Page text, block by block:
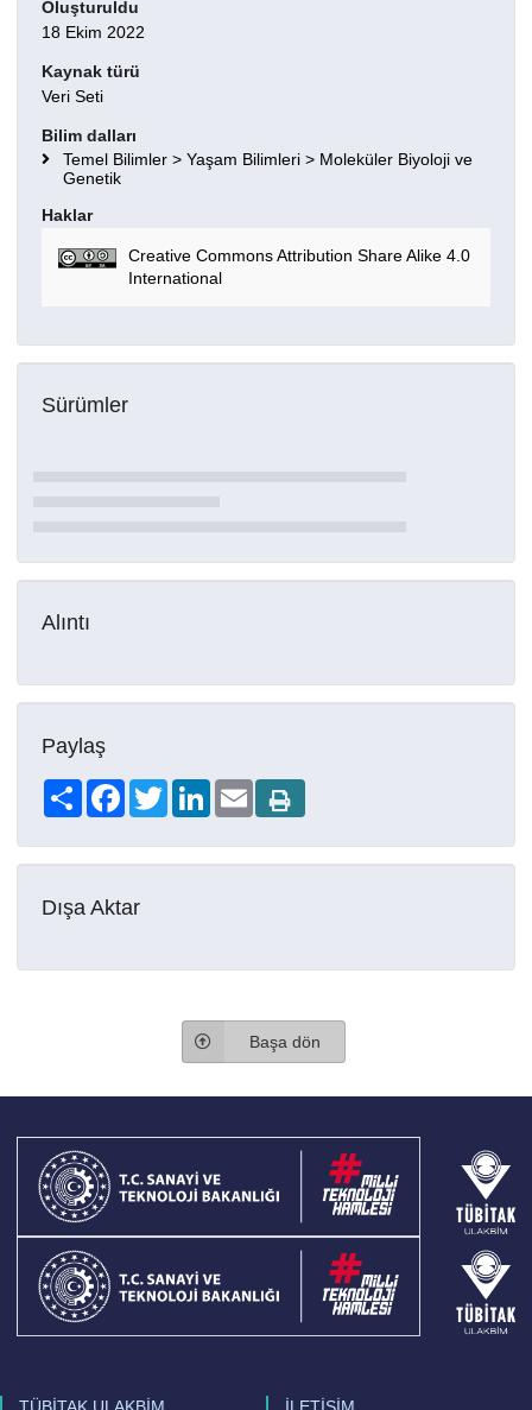
Oluşturuldu
18 Ekim 2022
Kaynak türü
Veri Seti
Bilim dalları
Temel Bilimler > Yaşam Bilimleri > Moleküler Biyoloji ve
Genetik
Haklar
Creative Commons Attribution Share Alike 4.0
International
Sürümler
Alıntı
Paylaş
Share FacebookTwitterLinkedIn
Email
Dışa Aktar
Başa dön